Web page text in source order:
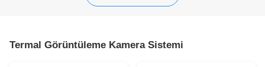
Termal Görüntüleme Kamera Sistemi